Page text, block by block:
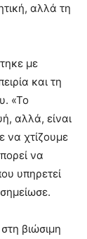
αλλά τη
με
και τη
«Το
αλλά, είναι
να χτίζουμε
να
υπηρετεί
βιώσιμη